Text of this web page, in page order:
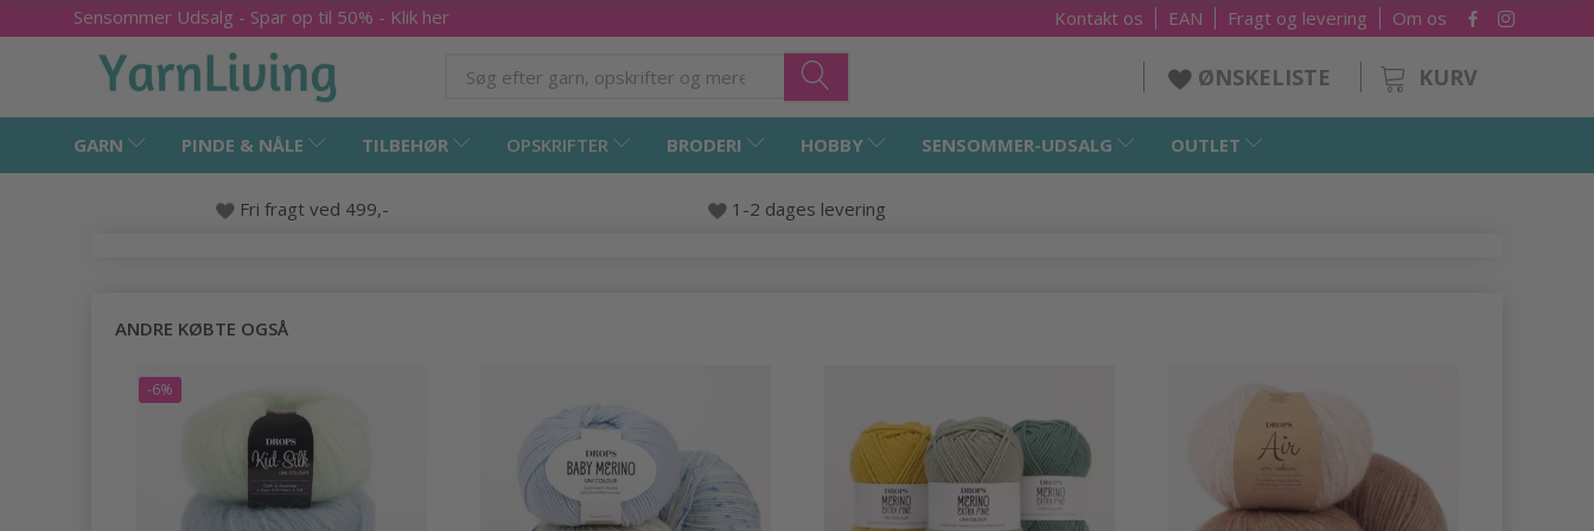
Sensommer Udsalg - Spar op til 50% - Klik her Om os
Fragt og levering
EAN
Kontakt os
KURV
ØNSKELISTE
GARN PINDE & NÅLE TILBEHØR OPSKRIFTER BRODERI HOBBY SENSOMMER-UDSALG OUTLET
Fri fragt ved 499,- 1-2 dages levering
ANDRE KØBTE OGSÅ
-6%